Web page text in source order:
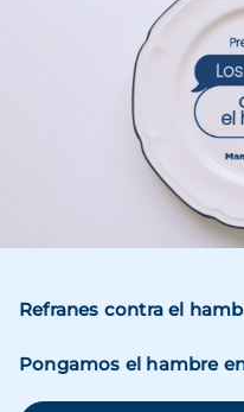
Refranes contra el
Pongamos el hambre